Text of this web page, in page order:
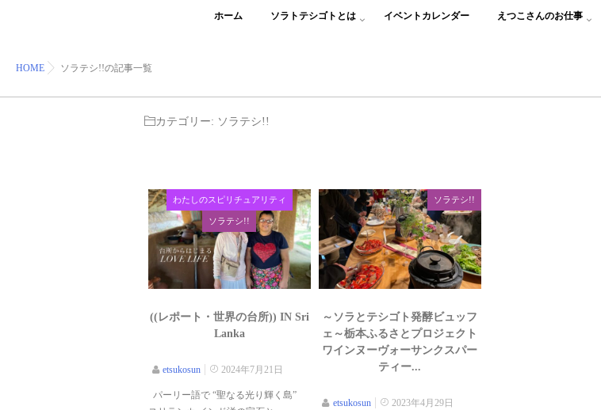
ホーム ソラトテシゴトとは イベントカレンダー えつこさんのお仕事
HOME ソラテシ!!の記事一覧
カテゴリー: ソラテシ!!
わたしのスピリチュアリティ
ソラテシ!!
((レポート・世界の台所)) IN Sri
Lanka
etsukosun 2024年7月21日
パーリー語で “聖なる光り輝く島”
ソラテシ!!
～ソラとテシゴト発酵ビュッフ
ェ～栃本ふるさとプロジェクト
ワインヌーヴォーサンクスパー
ティー...
etsukosun 2023年4月29日